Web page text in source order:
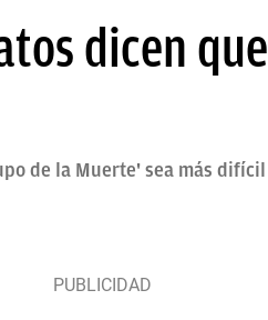
dicen que
de la Muerte' sea más difícil